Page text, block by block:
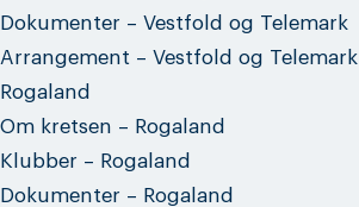
Dokumenter – Vestfold og Telemark
Arrangement – Vestfold og Telemark
Rogaland
Om kretsen – Rogaland
Klubber – Rogaland
Dokumenter – Rogaland